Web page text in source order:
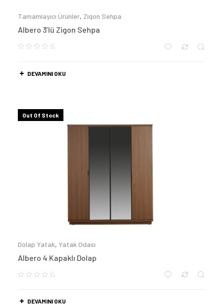
Tamamlayıcı Ürünler, Zigon Sehpa
Albero 3’lü Zigon Sehpa
DEVAMINI OKU
Out Of Stock
Dolap Yatak, Yatak Odası
Albero 4 Kapaklı Dolap
DEVAMINI OKU